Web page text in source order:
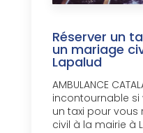
Réserver un
un mariage
Lapalud
AMBULANCE
incontournable si
un taxi pour
civil à la mairie à